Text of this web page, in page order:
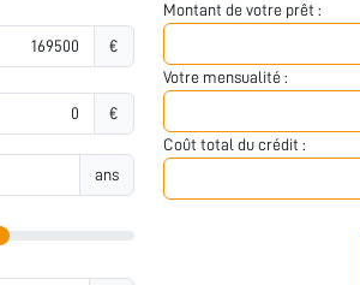
€
€
ans
Montant de votre prêt :
Votre mensualité :
Coût total du crédit :